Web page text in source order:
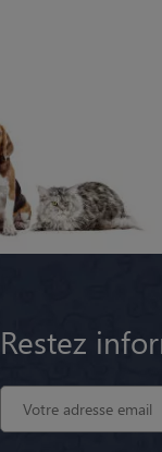
Restez